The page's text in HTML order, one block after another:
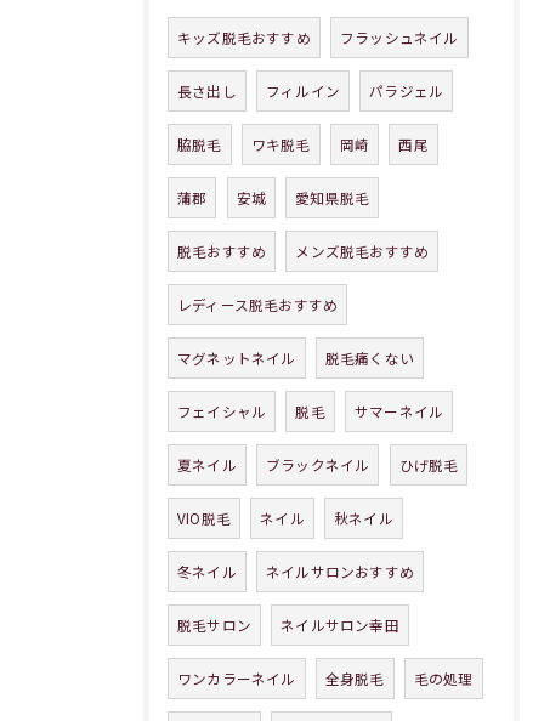
キッズ脱毛おすすめ フラッシュネイル
長さ出し フィルイン パラジェル
脇脱毛 ワキ脱毛 岡崎 西尾
蒲郡 安城 愛知県脱毛
脱毛おすすめ メンズ脱毛おすすめ
レディース脱毛おすすめ
マグネットネイル 脱毛痛くない
フェイシャル 脱毛 サマーネイル
夏ネイル ブラックネイル ひげ脱毛
VIO脱毛 ネイル 秋ネイル
冬ネイル ネイルサロンおすすめ
脱毛サロン ネイルサロン幸田
ワンカラーネイル 全身脱毛 毛の処理